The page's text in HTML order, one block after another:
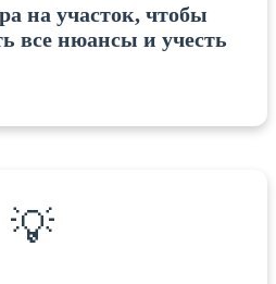
на участок, чтобы
все нюансы и учесть
💡